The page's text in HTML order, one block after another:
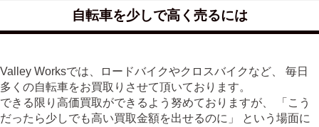
自転車を少しで高く売るには
Valley Worksでは、ロードバイクやクロスバイクなど、 毎日
多くの自転車をお買取りさせて頂いております。
できる限り高価買取ができるよう努めておりますが、 「こう
だったら少しでも高い買取金額を出せるのに」 という場面に